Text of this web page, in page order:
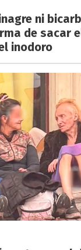
ni
de sacar
inodoro